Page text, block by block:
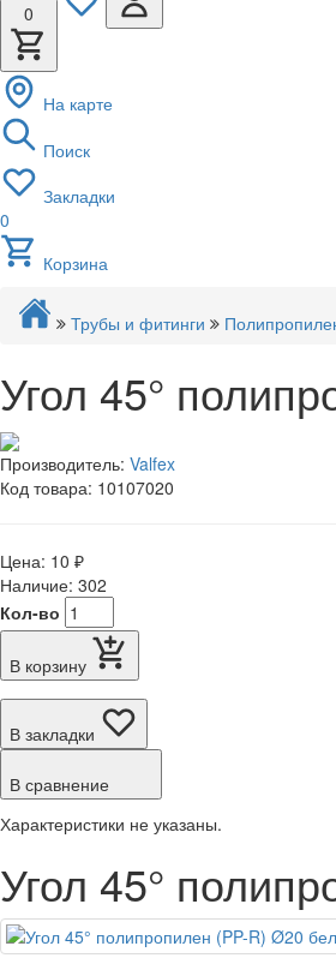
0
На карте
Поиск
Закладки
0
Корзина
Трубы и фитинги
Угол 45°
Производитель: Valfex
Код товара: 10107020
Цена: 10 ₽
Наличие: 302
Кол-во
В корзину
В закладки
В сравнение
Характеристики не указаны.
Угол 45°